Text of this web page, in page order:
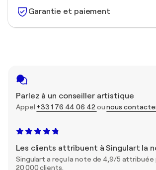
Garantie et paiement
Parlez à un conseiller artistique
Appel +33 1 76 44 06 42 ounous
Les clients attribuent à Singulart la
Singulart a reçu la note de 4,9/5 attribuée
20 000 clients.